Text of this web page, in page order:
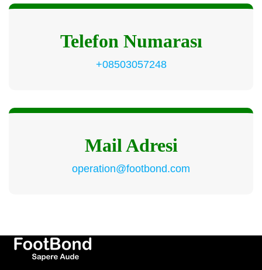
Telefon Numarası
+08503057248
Mail Adresi
operation@footbond.com